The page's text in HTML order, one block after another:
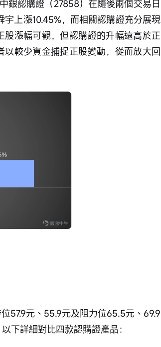
宇上漲10.45%，而相關認購證充分展現
漲幅可觀，但認購證的升幅遠高於正
較少資金捕捉正股變動，從而放大回
57.9元、55.9元及阻力位65.5元、69.9
下詳細對比四款認購證產品：